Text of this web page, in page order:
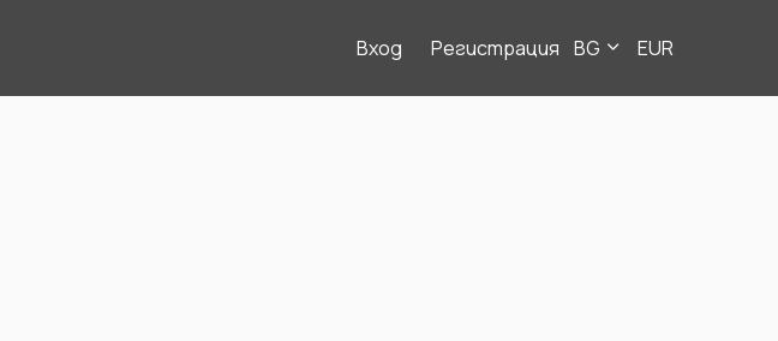
Вход Регистрация BG EUR